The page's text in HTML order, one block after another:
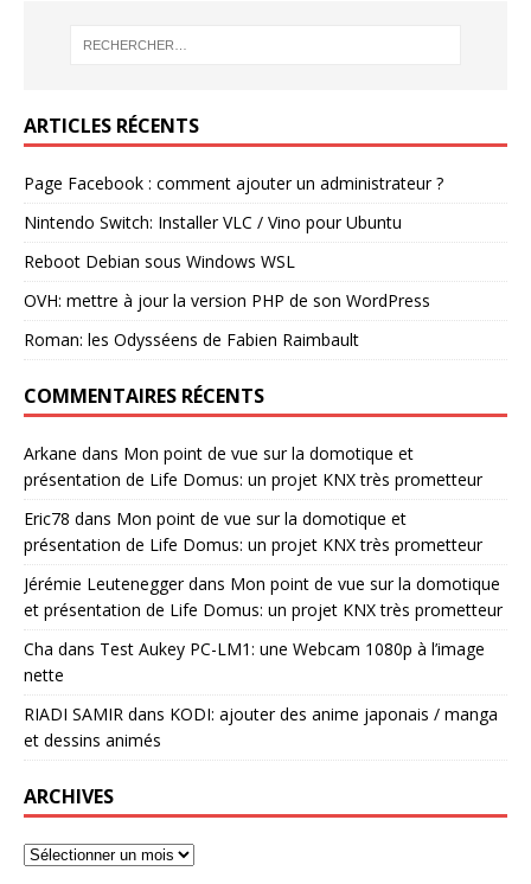
ARTICLES RÉCENTS
Page Facebook : comment ajouter un administrateur ?
Nintendo Switch: Installer VLC / Vino pour Ubuntu
Reboot Debian sous Windows WSL
OVH: mettre à jour la version PHP de son WordPress
Roman: les Odysséens de Fabien Raimbault
COMMENTAIRES RÉCENTS
Arkane dans Mon point de vue sur la domotique et
présentation de Life Domus: un projet KNX très prometteur
Eric78 dans Mon point de vue sur la domotique et
présentation de Life Domus: un projet KNX très prometteur
Jérémie Leuteneggerdans Mon point de vue sur la domotique
et présentation de Life Domus: un projet KNX très prometteur
Cha dans Test Aukey PC-LM1: une Webcam 1080p à l’image
nette
RIADI SAMIR dans KODI: ajouter des anime japonais / manga
et dessins animés
ARCHIVES